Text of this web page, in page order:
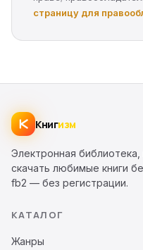
страницу для
Книгизм
Электронная
скачать любимые книги
fb2 — без регистрации.
КАТАЛОГ
Жанры